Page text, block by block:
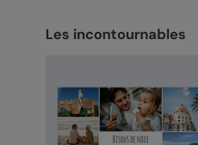
Les incontournables